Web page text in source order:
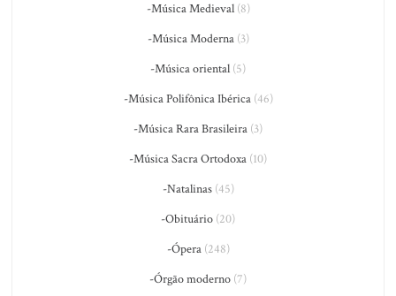
-Música Medieval(8)
-Música Moderna(3)
-Música oriental (5)
-Música Polifônica Ibérica(46)
-Música Rara Brasileira (3)
-Música Sacra Ortodoxa (10)
-Natalinas(45)
-Obituário (20)
-Ópera(248)
-Órgão moderno (7)